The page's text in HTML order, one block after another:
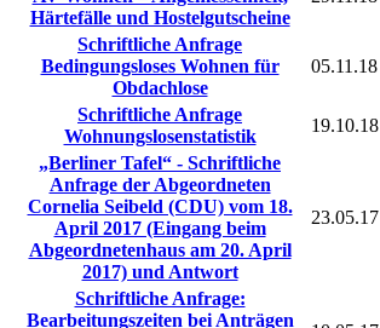
Härtefälle und Hostelgutscheine
Schriftliche Anfrage
Bedingungsloses Wohnen für
Obdachlose
05.11.18
Schriftliche Anfrage
Wohnungslosenstatistik
19.10.18
„Berliner Tafel“ - Schriftliche
Anfrage der Abgeordneten
Cornelia Seibeld (CDU) vom 18.
April 2017 (Eingang beim
Abgeordnetenhaus am 20. April
2017) und Antwort
23.05.17
Schriftliche Anfrage:
Bearbeitungszeiten bei Anträgen